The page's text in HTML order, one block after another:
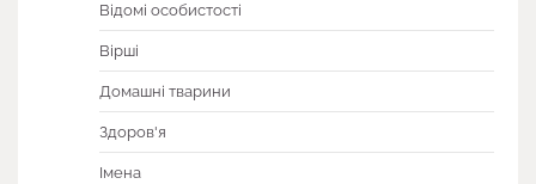
Відомі особистості
Вірші
Домашні тварини
Здоров'я
Імена